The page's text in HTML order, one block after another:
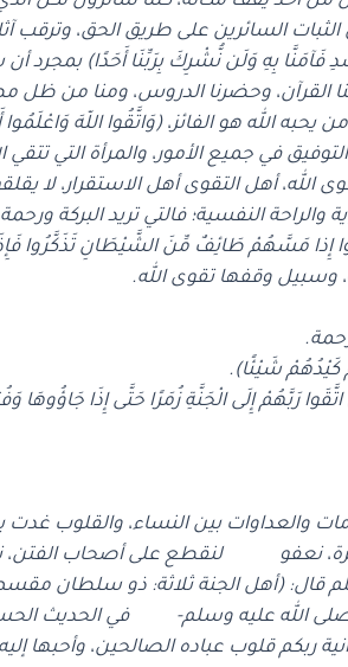
السائرين على طريق الحق،
فَآمَنَّا بِهِ وَلَن نُّشْرِكَ بِرَبِّنَا أَحَدًا) بمجرد
القرآن، وحضرنا الدروس، ومنا من ظل
الله هو الفائز، (وَاتَّقُوا اللّهَ
في جميع الأمور، والمرأة التي تتقي
أهل التقوى أهل الاستقرار، لا
والراحة النفسية؛ فالتي تريد البركة
مَسَّهُمْ طَائِفٌ مِّنَ الشَّيْطَانِ تَذَكَّرُوا
وسبيل وقفها تقوى الله.
كَيْدُهُمْ شَيْئًا).
رَبَّهُمْ إِلَى الْجَنَّةِ زُمَرًا حَتَّى إِذَا
والعداوات بين النساء، والقلوب
نعفو لنقطع على أصحاب
(أهل الجنة ثلاثة: ذو سلطان
الله عليه وسلم- في الحديث الحسن
ربكم قلوب عباده الصالحين، وأحبها